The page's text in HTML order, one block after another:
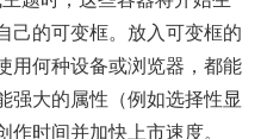
己的可变框。放入可变框的
用何种设备或浏览器，都能
强大的属性（例如选择性显
时间并加快上市速度。